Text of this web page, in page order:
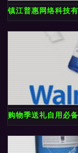
镇江普惠网络科技
购物季送礼自用必